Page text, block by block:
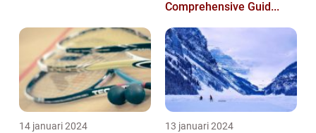
Comprehensive Guid...
14 januari 2024 13 januari 2024